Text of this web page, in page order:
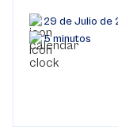
29 de Julio de
5 minutos